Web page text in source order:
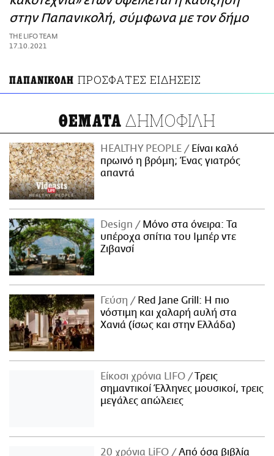
ΑΜΠΑ
PRINT
στην Παπανικολή, σύμφωνα με τον δήμο
THE LIFO TEAM
17.10.2021
ΠΑΠΑΝΙΚΟΛΗ ΠΡΟΣΦΑΤΕΣ ΕΙΔΗΣΕΙΣ
ΘΕΜΑΤΑ ΔΗΜΟΦΙΛΗ
HEALTHY PEOPLE
Είναι καλό
πρωινό η βρόμη; Ένας γιατρός
απαντά
Design
Μόνο στα όνειρα: Τα
υπέροχα σπίτια του Ιμπέρ ντε
Ζιβανσί
Γεύση
Red Jane Grill: Η πιο
νόστιμη και χαλαρή αυλή στα
Χανιά (ίσως και στην Ελλάδα)
Είκοσι χρόνια LIFO
Tρεις
σημαντικοί Έλληνες μουσικοί, τρεις
μεγάλες απώλειες
20 χρόνια LiFO
Από όσα βιβλία